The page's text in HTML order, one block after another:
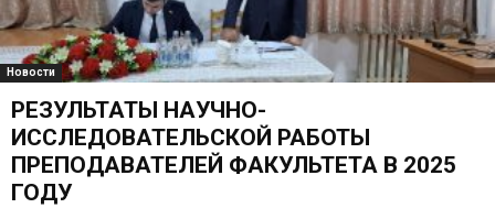
Новости
РЕЗУЛЬТАТЫ НАУЧНО-
ИССЛЕДОВАТЕЛЬСКОЙ РАБОТЫ
ПРЕПОДАВАТЕЛЕЙ ФАКУЛЬТЕТА В 2025
ГОДУ